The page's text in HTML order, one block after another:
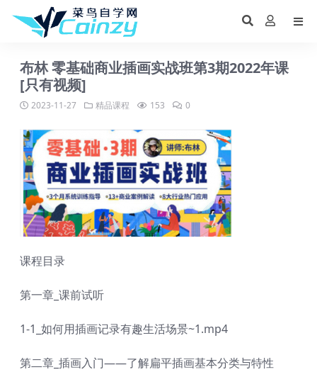
布林 零基础商业插画实战班第3期2022年课
[只有视频]
2023-11-27 精品课程 153 0
课程目录
第一章_课前试听
1-1_如何用插画记录有趣生活场景~1.mp4
第二章_插画入门——了解扁平插画基本分类与特性